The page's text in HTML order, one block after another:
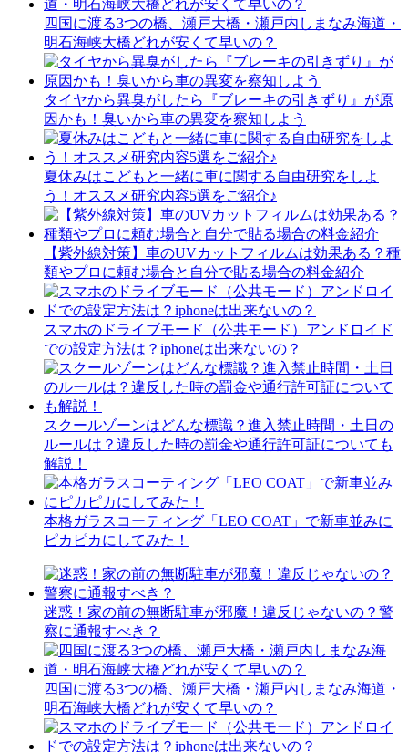
四国に渡る3つの橋、瀬戸大橋・瀬戸内しまなみ海道・
明石海峡大橋どれが安くて早いの？
タイヤから異臭がしたら『ブレーキの引きずり』が原
因かも！臭いから車の異変を察知しよう
夏休みはこどもと一緒に車に関する自由研究をしよ
う！オススメ研究内容5選をご紹介♪
【紫外線対策】車のUVカットフィルムは効果ある？種
類やプロに頼む場合と自分で貼る場合の料金紹介
スマホのドライブモード（公共モード）アンドロイド
での設定方法は？iphoneは出来ないの？
スクールゾーンはどんな標識？進入禁止時間・土日の
ルールは？違反した時の罰金や通行許可証についても
解説！
本格ガラスコーティング「LEO COAT」で新車並みに
ピカピカにしてみた！
迷惑！家の前の無断駐車が邪魔！違反じゃないの？警
察に通報すべき？
四国に渡る3つの橋、瀬戸大橋・瀬戸内しまなみ海道・
明石海峡大橋どれが安くて早いの？